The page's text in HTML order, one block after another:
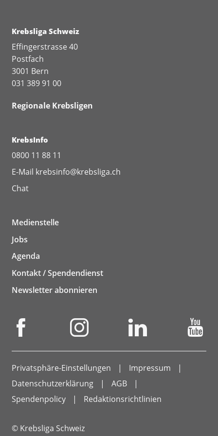
Krebsliga Schweiz
Effingerstrasse 40
Postfach
3001 Bern
031 389 91 00
Regionale Krebsligen
KrebsInfo
0800 11 88 11
E-Mail krebsinfo@krebsliga.ch
Chat
Medienstelle
Jobs
Agenda
Kontakt / Spendendienst
Newsletter abonnieren
Privatsphäre-Einstellungen
Impressum
Datenschutzerklärung
AGB
Spendenpolicy
Redaktionsrichtlinien
© Krebsliga Schweiz